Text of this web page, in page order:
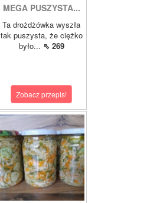
MEGA PUSZYSTA...
Ta drożdżówka wyszła
tak puszysta, że ciężko
było... ⇖ 269
Zobacz przepis!